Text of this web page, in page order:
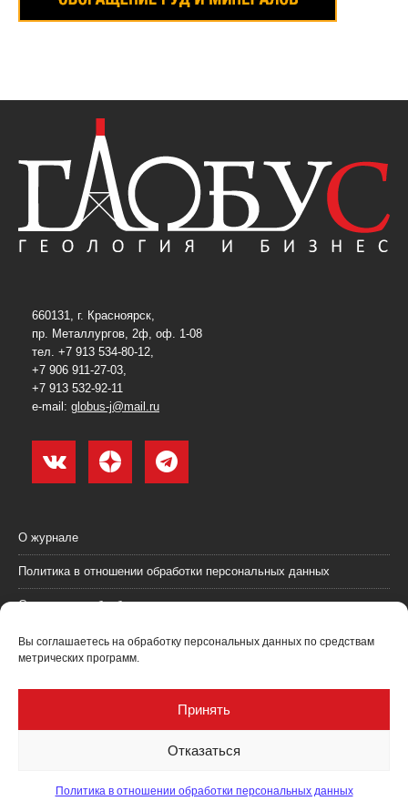
Вы соглашаетесь на обработку персональных данных по средствам
метрических программ.
Принять
Отказаться
Политика в отношении обработки персональных данных
660131, г. Красноярск,
пр. Металлургов, 2ф, оф. 1-08
тел. +7 913 534-80-12,
+7 906 911-27-03,
+7 913 532-92-11
e-mail: globus-j@mail.ru
О журнале
Политика в отношении обработки персональных данных
Согласие на обработку персональных данных
Пользовательское соглашение (оферта)
Журнал "Глобус: геология и бизнес" @ 2021. Все права соблюдены.